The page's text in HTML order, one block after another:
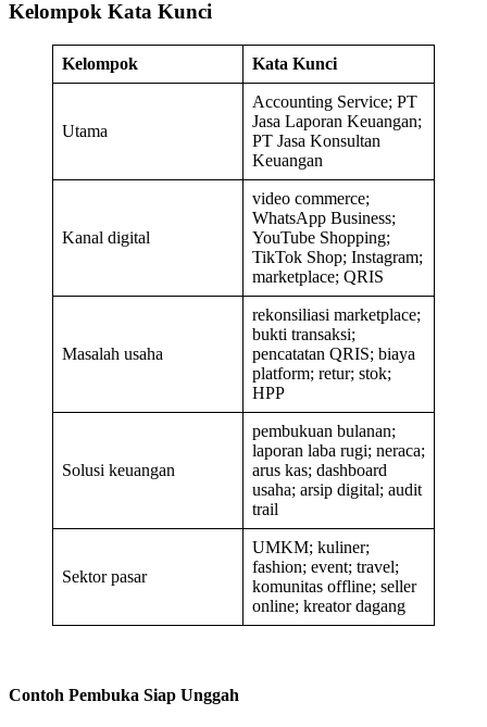
Kelompok Kata Kunci
Kelompok Kata Kunci
Utama
Accounting Service; PT
Jasa Laporan Keuangan;
PT Jasa Konsultan
Keuangan
Kanal digital
video commerce;
WhatsApp Business;
YouTube Shopping;
TikTok Shop; Instagram;
marketplace; QRIS
Masalah usaha
rekonsiliasi marketplace;
bukti transaksi;
pencatatan QRIS; biaya
platform; retur; stok;
HPP
Solusi keuangan
pembukuan bulanan;
laporan laba rugi; neraca;
arus kas; dashboard
usaha; arsip digital; audit
trail
Sektor pasar
UMKM; kuliner;
fashion; event; travel;
komunitas offline; seller
online; kreator dagang
Contoh Pembuka Siap Unggah